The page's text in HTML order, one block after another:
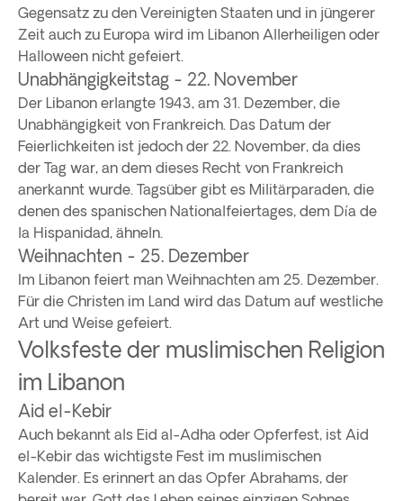
Gegensatz zu den Vereinigten Staaten und in jüngerer
Zeit auch zu Europa wird im Libanon Allerheiligen oder
Halloween nicht gefeiert.
Unabhängigkeitstag - 22. November
Der Libanon erlangte 1943, am 31. Dezember, die
Unabhängigkeit von Frankreich. Das Datum der
Feierlichkeiten ist jedoch der 22. November, da dies
der Tag war, an dem dieses Recht von Frankreich
anerkannt wurde. Tagsüber gibt es Militärparaden, die
denen des spanischen Nationalfeiertages, dem Día de
la Hispanidad, ähneln.
Weihnachten - 25. Dezember
Im Libanon feiert man Weihnachten am 25. Dezember.
Für die Christen im Land wird das Datum auf westliche
Art und Weise gefeiert.
Volksfeste der muslimischen Religion
im Libanon
Aid el-Kebir
Auch bekannt als Eid al-Adha oder Opferfest, ist Aid
el-Kebir das wichtigste Fest im muslimischen
Kalender. Es erinnert an das Opfer Abrahams, der